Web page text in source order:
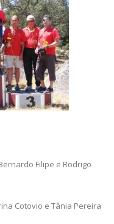
Filipe e Rodrigo
Cotovio e Tânia Pereira